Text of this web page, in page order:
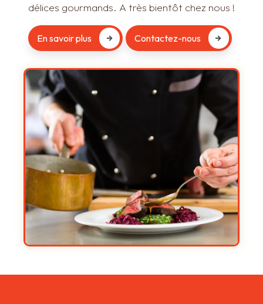
délices gourmands. A très bientôt chez nous !
En savoir plus Contactez-nous